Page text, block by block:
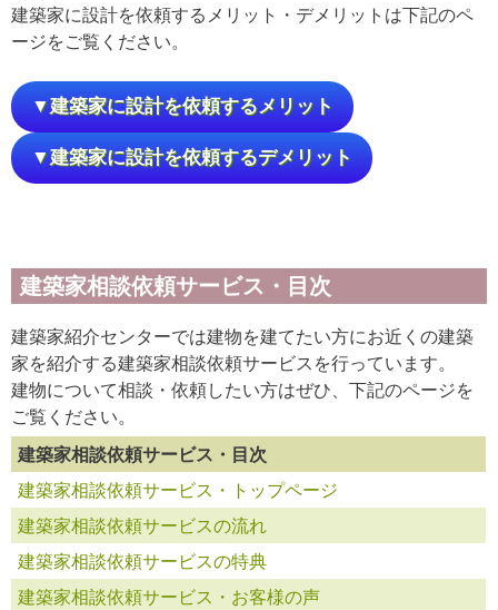
建築家に設計を依頼するメリット・デメリットは下記のペ
ージをご覧ください。
▼建築家に設計を依頼するメリット
▼建築家に設計を依頼するデメリット
建築家相談依頼サービス・目次
建築家紹介センターでは建物を建てたい方にお近くの建築
家を紹介する建築家相談依頼サービスを行っています。
建物について相談・依頼したい方はぜひ、下記のページを
ご覧ください。
建築家相談依頼サービス・目次
建築家相談依頼サービス・トップページ
建築家相談依頼サービスの流れ
建築家相談依頼サービスの特典
建築家相談依頼サービス・お客様の声